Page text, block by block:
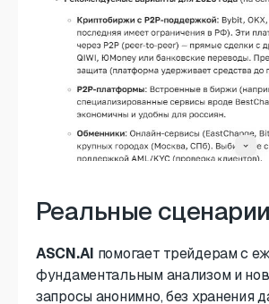
Реальные
ASCN.AI помогает трейдерам с
фундаментальным анализом и
запросы анонимно, без хранения